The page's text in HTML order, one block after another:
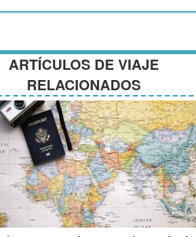
ARTÍCULOS DE VIAJE
RELACIONADOS